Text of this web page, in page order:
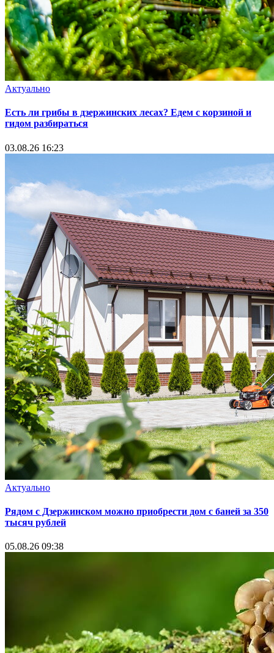
Актуально
Есть ли грибы в дзержинских лесах? Едем с корзиной и
гидом разбираться
03.08.26 16:23
Актуально
Рядом с Дзержинском можно приобрести дом с баней за 350
тысяч рублей
05.08.26 09:38